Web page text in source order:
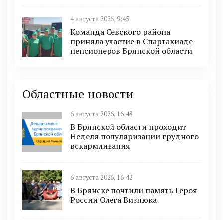
4 августа 2026, 9:45
Команда Севского района
приняла участие в Спартакиаде
пенсионеров Брянской области
Областные новости
6 августа 2026, 16:48
В Брянской области проходит
Неделя популяризации грудного
вскармливания
6 августа 2026, 16:42
В Брянске почтили память Героя
России Олега Визнюка